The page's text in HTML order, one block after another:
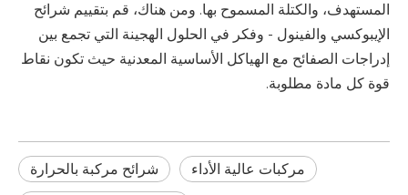
المستهدف، والكتلة المسموح بها. ومن هناك، قم بتقييم شرائح
الإيبوكسي والفينول - وفكر في الحلول الهجينة التي تجمع بين
إدراجات الصفائح مع الهياكل الأساسية المعدنية حيث تكون نقاط
قوة كل مادة مطلوبة.
شرائح مركبة بالحرارة مركبات عالية الأداء